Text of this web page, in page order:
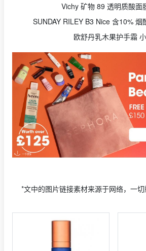
Vichy 矿物 89 透明质酸面
SUNDAY RILEY B3 Nice 含10% 烟
欧舒丹乳木果护手霜
*文中的图片链接素材来源于网络，一